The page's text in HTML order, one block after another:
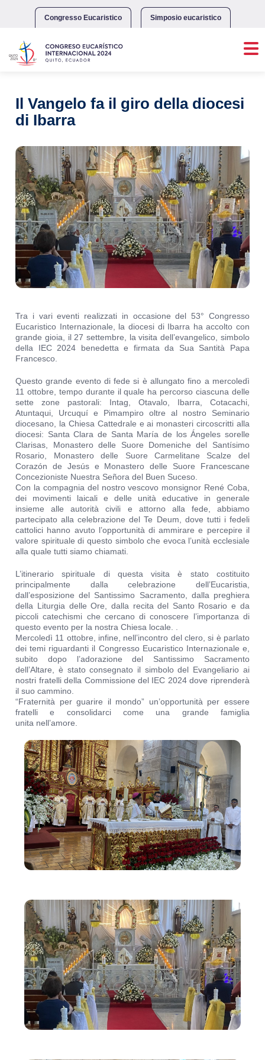
Congresso Eucaristico Simposio eucaristico
Il Vangelo fa il giro della diocesi
di Ibarra
Tra i vari eventi realizzati in occasione del 53° Congresso
Eucaristico Internazionale, la diocesi di Ibarra ha accolto con
grande gioia, il 27 settembre, la visita dell’evangelico, simbolo
della IEC 2024 benedetta e firmata da Sua Santità Papa
Francesco.
Questo grande evento di fede si è allungato fino a mercoledì
11 ottobre, tempo durante il quale ha percorso ciascuna delle
sette zone pastorali: Intag, Otavalo, Ibarra, Cotacachi,
Atuntaqui, Urcuquí e Pimampiro oltre al nostro Seminario
diocesano, la Chiesa Cattedrale e ai monasteri circoscritti alla
diocesi: Santa Clara de Santa María de los Ángeles sorelle
Clarisas, Monastero delle Suore Domeniche del Santísimo
Rosario, Monastero delle Suore Carmelitane Scalze del
Corazón de Jesús e Monastero delle Suore Francescane
Concezioniste Nuestra Señora del Buen Suceso.
Con la compagnia del nostro vescovo monsignor René Coba,
dei movimenti laicali e delle unità educative in generale
insieme alle autorità civili e attorno alla fede, abbiamo
partecipato alla celebrazione del Te Deum, dove tutti i fedeli
cattolici hanno avuto l’opportunità di ammirare e percepire il
valore spirituale di questo simbolo che evoca l’unità ecclesiale
alla quale tutti siamo chiamati.
L’itinerario spirituale di questa visita è stato costituito
principalmente dalla celebrazione dell’Eucaristia,
dall’esposizione del Santissimo Sacramento, dalla preghiera
della Liturgia delle Ore, dalla recita del Santo Rosario e da
piccoli catechismi che cercano di conoscere l’importanza di
questo evento per la nostra Chiesa locale. .
Mercoledì 11 ottobre, infine, nell’incontro del clero, si è parlato
dei temi riguardanti il ​​Congresso Eucaristico Internazionale e,
subito dopo l’adorazione del Santissimo Sacramento
dell’Altare, è stato consegnato il simbolo del Evangeliario ai
nostri fratelli della Commissione del IEC 2024 dove riprenderà
il suo cammino.
“Fraternità per guarire il mondo” un’opportunità per essere
fratelli e consolidarci come una grande famiglia
unita nell’amore.